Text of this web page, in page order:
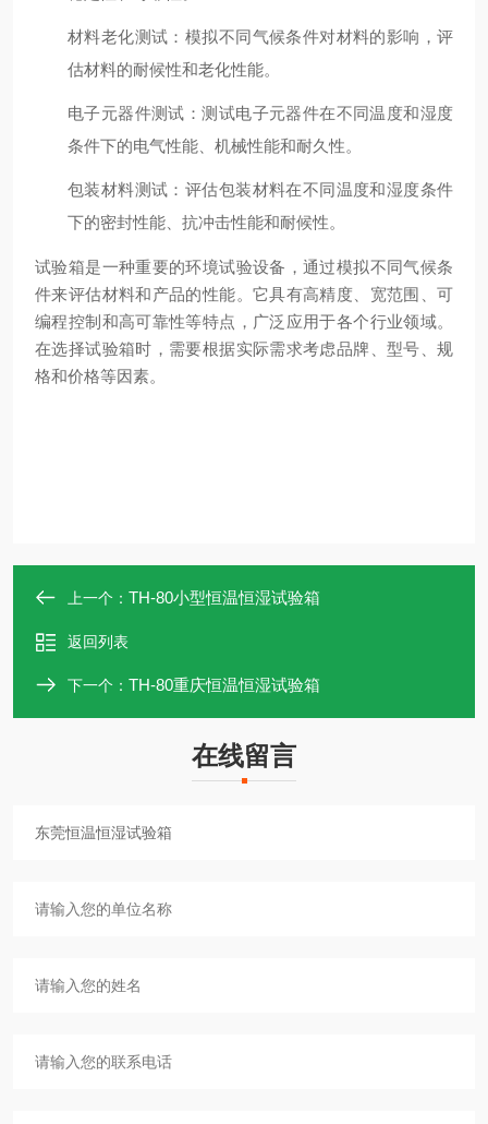
材料老化测试 ：模拟不同气候条件对材料的影响，评
估材料的耐候性和老化性能。
电子元器件测试 ：测试电子元器件在不同温度和湿度
条件下的电气性能、机械性能和耐久性。
包装材料测试 ：评估包装材料在不同温度和湿度条件
下的密封性能、抗冲击性能和耐候性。
试验箱是一种重要的环境试验设备，通过模拟不同气候条
件来评估材料和产品的性能。它具有高精度、宽范围、可
编程控制和高可靠性等特点，广泛应用于各个行业领域。
在选择试验箱时，需要根据实际需求考虑品牌、型号、规
格和价格等因素。
上一个： TH-80小型恒温恒湿试验箱
返回列表
下一个： TH-80重庆恒温恒湿试验箱
在线留言